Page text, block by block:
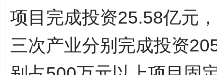
项目完成投资25.58亿元
三次产业分别完成投资